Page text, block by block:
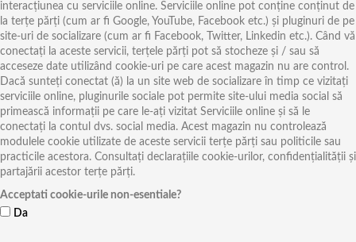
interacțiunea cu serviciile online. Serviciile online pot conține conținut de
la terțe părți (cum ar fi Google, YouTube, Facebook etc.) și pluginuri de pe
site-uri de socializare (cum ar fi Facebook, Twitter, Linkedin etc.). Când vă
conectați la aceste servicii, terțele părți pot să stocheze și / sau să
acceseze date utilizând cookie-uri pe care acest magazin nu are control.
Dacă sunteți conectat (ă) la un site web de socializare în timp ce vizitați
serviciile online, pluginurile sociale pot permite site-ului media social să
primească informații pe care le-ați vizitat Serviciile online și să le
conectați la contul dvs. social media. Acest magazin nu controlează
modulele cookie utilizate de aceste servicii terțe părți sau politicile sau
practicile acestora. Consultați declarațiile cookie-urilor, confidențialității și
partajării acestor terțe părți.
Acceptati cookie-urile non-esentiale?
Da